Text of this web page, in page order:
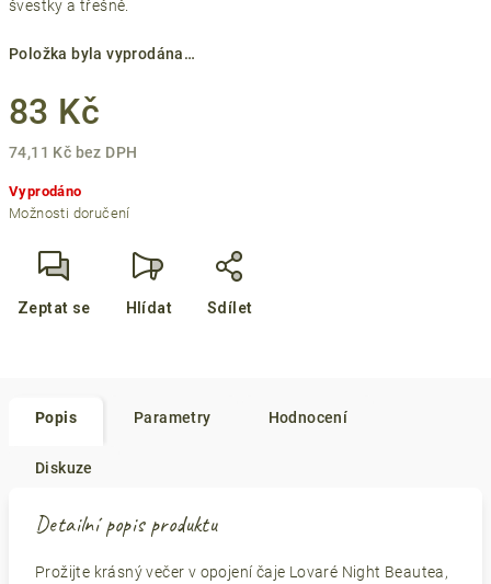
švestky a třešně.
Položka byla vyprodána…
83 Kč
74,11 Kč bez DPH
cena:
Vyprodáno
Možnosti doručení
Zeptat se Hlídat Sdílet
Popis Parametry Hodnocení
Diskuze
Detailní popis produktu
Prožijte krásný večer v opojení čaje Lovaré Night Beautea,